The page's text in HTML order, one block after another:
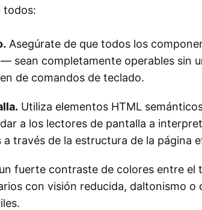
todos:
Asegúrate de que todos los
sean completamente operables sin
de comandos de teclado.
Utiliza elementos HTML
a los lectores de pantalla a
través de la estructura de la página
fuerte contraste de colores entre el
con visión reducida, daltonismo o